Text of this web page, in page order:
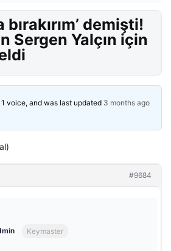
demişti!
Sergen Yalçın için
voice, and was last updated 3 months ago
#9684
Keymaster